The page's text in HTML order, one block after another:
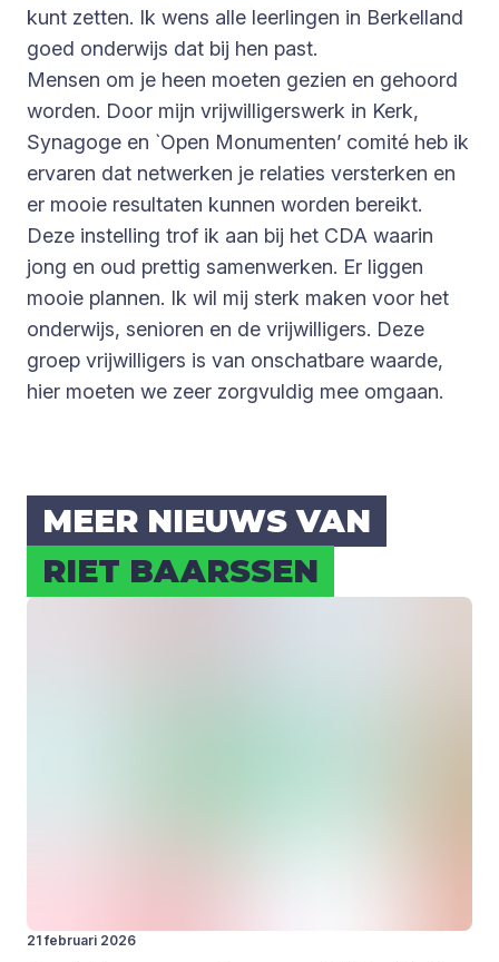
kunt zetten. Ik wens alle leerlingen in Berkelland
goed onderwijs dat bij hen past.
Mensen om je heen moeten gezien en gehoord
worden. Door mijn vrijwilligerswerk in Kerk,
Synagoge en `Open Monumenten’ comité heb ik
ervaren dat netwerken je relaties versterken en
er mooie resultaten kunnen worden bereikt.
Deze instelling trof ik aan bij het CDA waarin
jong en oud prettig samenwerken. Er liggen
mooie plannen. Ik wil mij sterk maken voor het
onderwijs, senioren en de vrijwilligers. Deze
groep vrijwilligers is van onschatbare waarde,
hier moeten we zeer zorgvuldig mee omgaan.
MEER NIEUWS VAN
RIET BAARS­SEN
21 februari 2026